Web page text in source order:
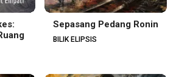
Sepasang Pedang Ronin
BILIK ELIPSIS